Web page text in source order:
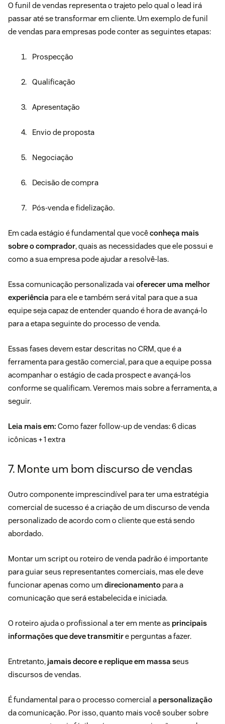
O funil de vendas representa o trajeto pelo qual o lead irá
passar até se transformar em cliente. Um exemplo de funil
de vendas para empresas pode conter as seguintes etapas:
Prospecção
Qualificação
Apresentação
Envio de proposta
Negociação
Decisão de compra
Pós-venda e fidelização.
Em cada estágio é fundamental que vocêconheça mais
sobre o comprador, quais as necessidades que ele possui e
como a sua empresa pode ajudar a resolvê-las.
Essa comunicação personalizada vai oferecer uma melhor
experiência para ele e também será vital para que a sua
equipe seja capaz de entender quando é hora de avançá-lo
para a etapa seguinte do processo de venda.
Essas fases devem estar descritas no CRM, que é a
ferramenta para gestão comercial, para que a equipe possa
acompanhar o estágio de cada prospect e avançá-los
conforme se qualificam. Veremos mais sobre a ferramenta, a
seguir.
Leia mais em: Como fazer follow-up de vendas: 6 dicas
icônicas + 1 extra
7. Monte um bom discurso de vendas
Outro componente imprescindível para ter uma estratégia
comercial de sucesso é a criação de um discurso de venda
personalizado de acordo com o cliente que está sendo
abordado.
Montar um script ou roteiro de venda padrão é importante
para guiar seus representantes comerciais, mas ele deve
funcionar apenas como um direcionamento para a
comunicação que será estabelecida e iniciada.
O roteiro ajuda o profissional a ter em mente as principais
informações que deve transmitire perguntas a fazer.
Entretanto, jamais decore e replique em massa seus
discursos de vendas.
É fundamental para o processo comercial a personalização
da comunicação. Por isso, quanto mais você souber sobre